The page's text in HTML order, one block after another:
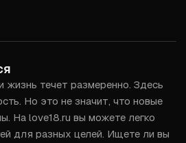
жизнь течет размеренно. Здесь
Но это не значит, что новые
На love18.ru вы можете легко
для разных целей. Ищете ли вы